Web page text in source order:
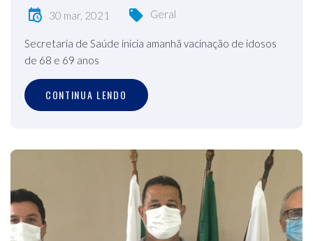
30 mar, 2021 Geral
Secretaria de Saúde inicia amanhã vacinação de idosos
de 68 e 69 anos
CONTINUA LENDO